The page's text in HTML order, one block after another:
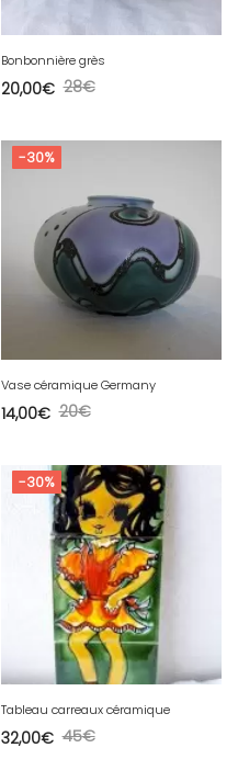
Bonbonnière grès
28€
20,00€
-30%
Vase céramique Germany
20€
14,00€
-30%
Tableau carreaux céramique
45€
32,00€